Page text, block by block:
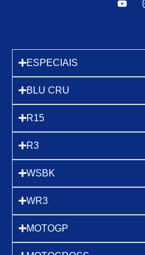
ESPECIAIS
BLU CRU
R15
R3
WSBK
WR3
MOTOGP